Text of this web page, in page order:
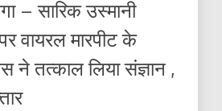
– सारिक उस्मानी
वायरल मारपीट के
ने तत्काल लिया संज्ञान ,